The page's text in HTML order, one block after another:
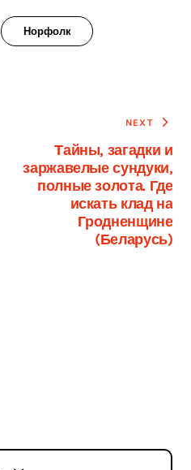
Норфолк
NEXT
Тайны, загадки и
заржавелые сундуки,
полные золота. Где
искать клад на
Гродненщине
(Беларусь)